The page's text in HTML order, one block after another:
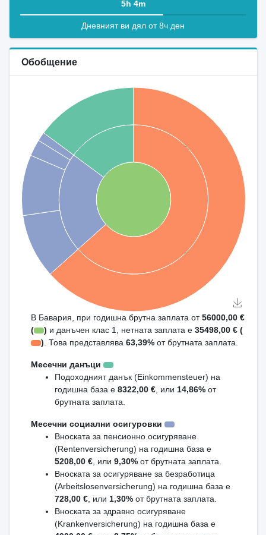
5h 4m
Дневният ви дял от 8ч ден
Обобщение
В Бавария, при годишна брутна заплата от56000,00 €
(
) и данъчен клас 1, нетната заплата е35498,00 € (
) . Това представлява63,39% от брутната заплата.
Месечни данъци
Подоходният данък (Einkommensteuer) на
годишна база е 8322,00 € , или 14,86% от
брутната заплата.
Месечни социални осигуровки
Вноската за пенсионно осигуряване
(Rentenversicherung) на годишна база е
5208,00 € , или 9,30% от брутната заплата.
Вноската за осигуряване за безработица
(Arbeitslosenversicherung) на годишна база е
728,00 € , или 1,30% от брутната заплата.
Вноската за здравно осигуряване
(Krankenversicherung) на годишна база е